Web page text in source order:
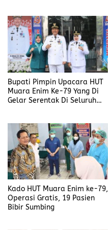
Bupati Pimpin Upacara HUT
Muara Enim Ke-79 Yang Di
Gelar Serentak Di Seluruh
Kado HUT Muara Enim ke-79,
Operasi Gratis, 19 Pasien
Bibir Sumbing